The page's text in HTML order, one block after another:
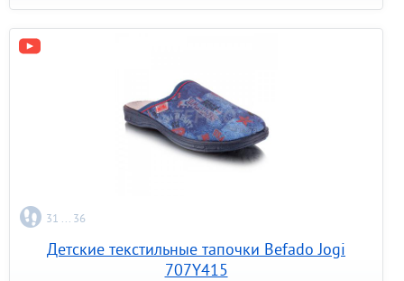
31 ... 36
Детские текстильные тапочки Befado Jogi
707Y415